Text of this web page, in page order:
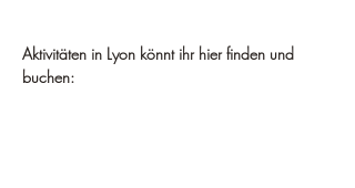
Aktivitäten in Lyon könnt ihr hier finden und
buchen: